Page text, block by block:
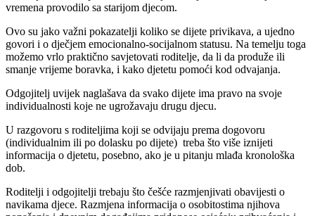
vremena provodilo sa starijom djecom.
Ovo su jako važni pokazatelji koliko se dijete privikava, a ujedno
govori i o dječjem emocionalno-socijalnom statusu. Na temelju toga
možemo vrlo praktično savjetovati roditelje, da li da produže ili
smanje vrijeme boravka, i kako djetetu pomoći kod odvajanja.
Odgojitelj uvijek naglašava da svako dijete ima pravo na svoje
individualnosti koje ne ugrožavaju drugu djecu.
U razgovoru s roditeljima koji se odvijaju prema dogovoru
(individualnim ili po dolasku po dijete) treba što više iznijeti
informacija o djetetu, posebno, ako je u pitanju mlađa kronološka
dob.
Roditelji i odgojitelji trebaju što češće razmjenjivati obavijesti o
navikama djece. Razmjena informacija o osobitostima njihova